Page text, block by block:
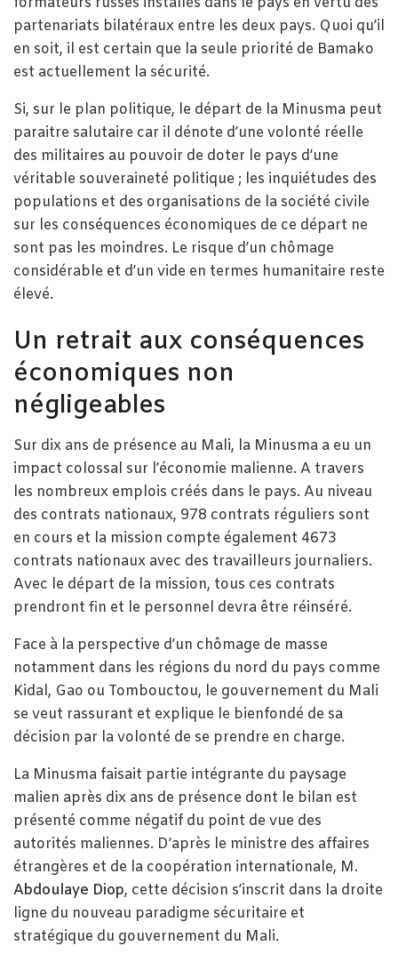
partenariats bilatéraux entre les deux pays. Quoi qu’il
en soit, il est certain que la seule priorité de Bamako
est actuellement la sécurité.
Si, sur le plan politique, le départ de la Minusma peut
paraitre salutaire car il dénote d’une volonté réelle
des militaires au pouvoir de doter le pays d’une
véritable souveraineté politique ; les inquiétudes des
populations et des organisations de la société civile
sur les conséquences économiques de ce départ ne
sont pas les moindres. Le risque d’un chômage
considérable et d’un vide en termes humanitaire reste
élevé.
Un retrait aux conséquences
économiques non
négligeables
Sur dix ans de présence au Mali, la Minusma a eu un
impact colossal sur l’économie malienne. A travers
les nombreux emplois créés dans le pays. Au niveau
des contrats nationaux, 978 contrats réguliers sont
en cours et la mission compte également 4673
contrats nationaux avec des travailleurs journaliers.
Avec le départ de la mission, tous ces contrats
prendront fin et le personnel devra être réinséré.
Face à la perspective d’un chômage de masse
notamment dans les régions du nord du pays comme
Kidal, Gao ou Tombouctou, le gouvernement du Mali
se veut rassurant et explique le bienfondé de sa
décision par la volonté de se prendre en charge.
La Minusma faisait partie intégrante du paysage
malien après dix ans de présence dont le bilan est
présenté comme négatif du point de vue des
autorités maliennes. D’après le ministre des affaires
étrangères et de la coopération internationale, M.
Abdoulaye Diop, cette décision s’inscrit dans la droite
ligne du nouveau paradigme sécuritaire et
stratégique du gouvernement du Mali.